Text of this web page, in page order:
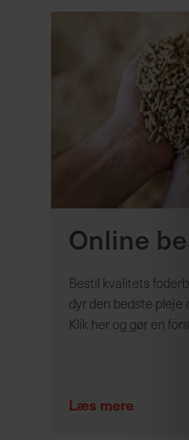
Online
Bestil kvalitets
dyr den bedste
Klik her og gør en
Læs mere